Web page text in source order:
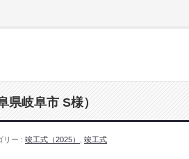
岐阜市 S様）
リー : 竣工式（2025） 竣工式